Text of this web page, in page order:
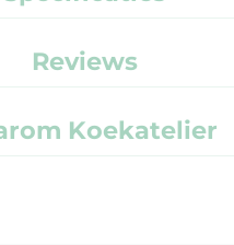
Reviews
Koekatelier